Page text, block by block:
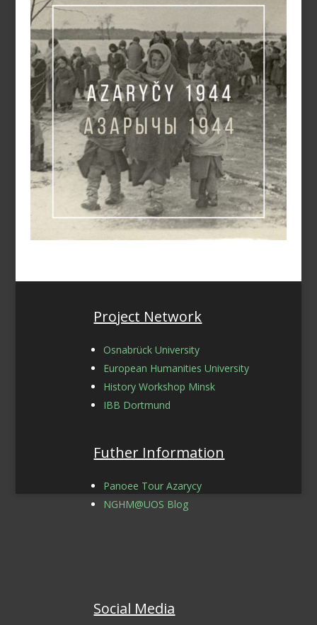
Project Network
Osnabrück University
European Humanities University
History Workshop Minsk
IBB Dortmund
Futher Information
Panoee Tour Azarycy
NGHM@UOS Blog
Social Media